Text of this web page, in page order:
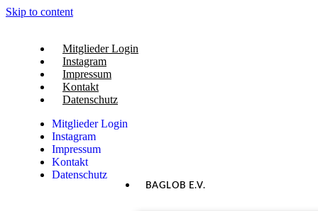
Skip to content
Mitglieder Login
Instagram
Impressum
Kontakt
Datenschutz
Mitglieder Login
Instagram
Impressum
Kontakt
Datenschutz
BAGLOB E.V.